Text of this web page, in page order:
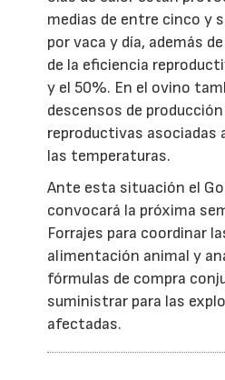
medias de entre cinco y
por vaca y día, además
de la eficiencia
y el 50%. En el ovino
descensos de
reproductivas asociadas
las temperaturas.
Ante esta situación el
convocará la próxima
Forrajes para coordinar
alimentación animal y
fórmulas de compra
suministrar para las
afectadas.